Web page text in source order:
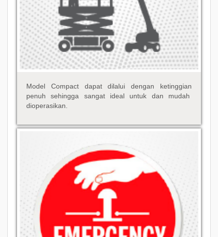
Model Compact dapat dilalui dengan ketinggian
penuh sehingga sangat ideal untuk dan mudah
dioperasikan.